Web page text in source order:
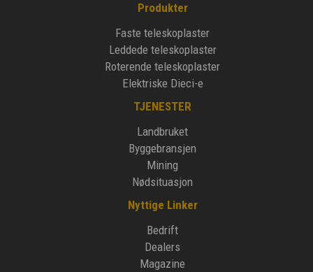
Produkter
Faste teleskoplaster
Leddede teleskoplaster
Roterende teleskoplaster
Elektriske Dieci-e
TJENESTER
Landbruket
Byggebransjen
Mining
Nødsituasjon
Nyttige Linker
Bedrift
Dealers
Magazine